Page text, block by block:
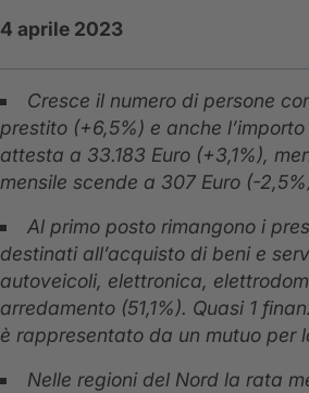
4 aprile 2023
Cresce il numero di persone
prestito (+6,5%) e anche
attesta a 33.183 Euro (+3,1%),
mensile scende a 307 Euro (-
Al primo posto rimangono i
destinati all’acquisto di beni e
autoveicoli, elettronica,
arredamento (51,1%). Quasi 1
è rappresentato da un mutuo per
Nelle regioni del Nord la rata